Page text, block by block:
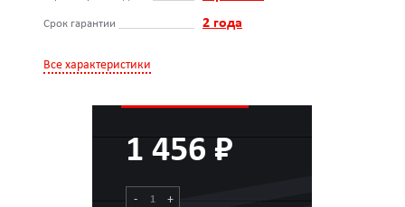
Срок гарантии 2 года
Все характеристики
1 456 ₽
- +